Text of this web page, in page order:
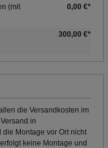
(mit
0,00 €*
300,00 €*
die Versandkosten im
in
Montage vor Ort nicht
keine Montage und